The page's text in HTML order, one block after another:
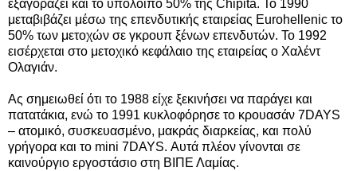
εξαγοράζει και το υπόλοιπο 50% της Chipita. Το 1990
μεταβιβάζει μέσω της επενδυτικής εταιρείας Εurohellenic το
50% των μετοχών σε γκρουπ ξένων επενδυτών. Το 1992
εισέρχεται στο μετοχικό κεφάλαιο της εταιρείας ο Χαλέντ
Ολαγιάν.
Ας σημειωθεί ότι το 1988 είχε ξεκινήσει να παράγει και
πατατάκια, ενώ το 1991 κυκλοφόρησε το κρουασάν 7DAYS
– ατομικό, συσκευασμένο, μακράς διαρκείας, και πολύ
γρήγορα και το mini 7DAYS. Αυτά πλέον γίνονται σε
καινούργιο εργοστάσιο στη ΒΙΠΕ Λαμίας.